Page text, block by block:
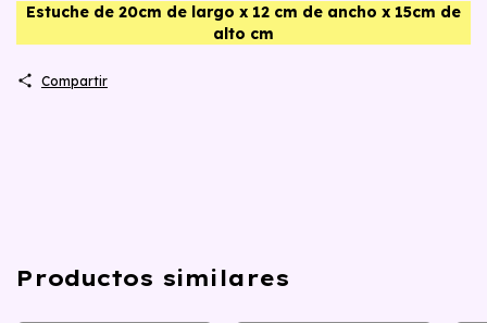
Estuche de 20cm de largo x 12 cm de ancho x 15cm de
alto cm
Compartir
Productos similares